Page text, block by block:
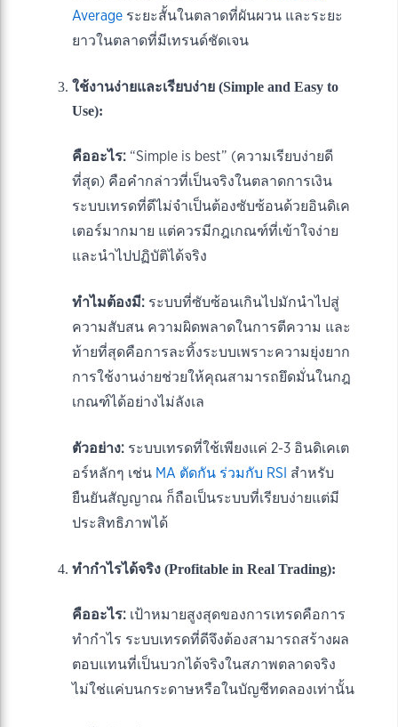
Average ระยะสั้นในตลาดที่ผันผวน และระยะ
ยาวในตลาดที่มีเทรนด์ชัดเจน
ใช้งานง่ายและเรียบง่าย (Simple and Easy to
Use):
คืออะไร: “Simple is best” (ความเรียบง่ายดี
ที่สุด) คือคำกล่าวที่เป็นจริงในตลาดการเงิน
ระบบเทรดที่ดีไม่จำเป็นต้องซับซ้อนด้วยอินดิเค
เตอร์มากมาย แต่ควรมีกฎเกณฑ์ที่เข้าใจง่าย
และนำไปปฏิบัติได้จริง
ทำไมต้องมี: ระบบที่ซับซ้อนเกินไปมักนำไปสู่
ความสับสน ความผิดพลาดในการตีความ และ
ท้ายที่สุดคือการละทิ้งระบบเพราะความยุ่งยาก
การใช้งานง่ายช่วยให้คุณสามารถยึดมั่นในกฎ
เกณฑ์ได้อย่างไม่ลังเล
ตัวอย่าง: ระบบเทรดที่ใช้เพียงแค่ 2-3 อินดิเคเต
อร์หลักๆ เช่น MA ตัดกัน ร่วมกับ RSI
สำหรับ
ยืนยันสัญญาณ ก็ถือเป็นระบบที่เรียบง่ายแต่มี
ประสิทธิภาพได้
ทำกำไรได้จริง (Profitable in Real Trading):
คืออะไร: เป้าหมายสูงสุดของการเทรดคือการ
ทำกำไร ระบบเทรดที่ดีจึงต้องสามารถสร้างผล
ตอบแทนที่เป็นบวกได้จริงในสภาพตลาดจริง
ไม่ใช่แค่บนกระดาษหรือในบัญชีทดลองเท่านั้น